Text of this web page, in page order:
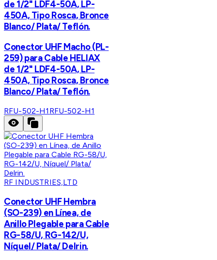
de 1/2" LDF4-50A, LP-
450A, Tipo Rosca, Bronce
Blanco/ Plata/ Teflón.
Conector UHF Macho (PL-
259) para Cable HELIAX
de 1/2" LDF4-50A, LP-
450A, Tipo Rosca, Bronce
Blanco/ Plata/ Teflón.
RFU-502-H1 RFU-502-H1
RF INDUSTRIES,LTD
Conector UHF Hembra
(SO-239) en Línea, de
Anillo Plegable para Cable
RG-58/U, RG-142/U,
Níquel/ Plata/ Delrin.